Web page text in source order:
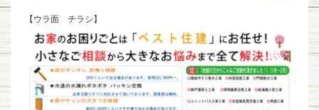
【ウラ面 チラシ】